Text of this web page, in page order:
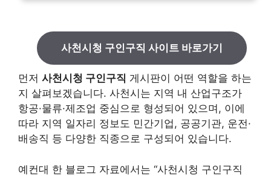
사천시청 구인구직 사이트 바로가기
먼저 사천시청 구인구직 게시판이 어떤 역할을 하는
지 살펴보겠습니다. 사천시는 지역 내 산업구조가
항공·물류·제조업 중심으로 형성되어 있으며, 이에
따라 지역 일자리 정보도 민간기업, 공공기관, 운전·
배송직 등 다양한 직종으로 구성되어 있습니다.
예컨대 한 블로그 자료에서는 “사천시청 구인구직